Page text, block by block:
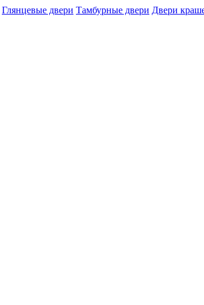
Глянцевые двери Тамбурные двери Двери